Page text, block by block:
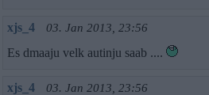
xjs_4 03. Jan 2013, 23:56
Es dmaaju velk autinju saab ....
xjs_4 03. Jan 2013, 23:56